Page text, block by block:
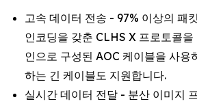
고속 데이터 전송 - 97% 이상의 패
인코딩을 갖춘 CLHS X 프로토콜을
인으로 구성된 AOC 케이블을 사용
하는 긴 케이블도 지원합니다.
실시간 데이터 전달 - 분산 이미지